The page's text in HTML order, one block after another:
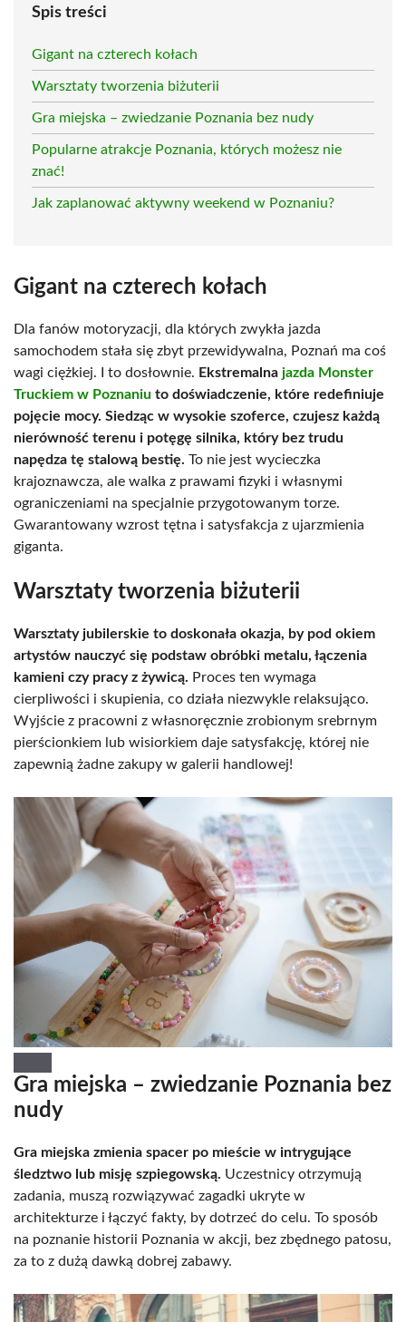
Spis treści
Gigant na czterech kołach
Warsztaty tworzenia biżuterii
Gra miejska – zwiedzanie Poznania bez nudy
Popularne atrakcje Poznania, których możesz nie
znać!
Jak zaplanować aktywny weekend w Poznaniu?
Gigant na czterech kołach
Dla fanów motoryzacji, dla których zwykła jazda
samochodem stała się zbyt przewidywalna, Poznań ma coś
wagi ciężkiej. I to dosłownie. Ekstremalna jazda Monster
Truckiem w Poznaniu to doświadczenie, które redefiniuje
pojęcie mocy. Siedząc w wysokie szoferce, czujesz każdą
nierówność terenu i potęgę silnika, który bez trudu
napędza tę stalową bestię. To nie jest wycieczka
krajoznawcza, ale walka z prawami fizyki i własnymi
ograniczeniami na specjalnie przygotowanym torze.
Gwarantowany wzrost tętna i satysfakcja z ujarzmienia
giganta.
Warsztaty tworzenia biżuterii
Warsztaty jubilerskie to doskonała okazja, by pod okiem
artystów nauczyć się podstaw obróbki metalu, łączenia
kamieni czy pracy z żywicą. Proces ten wymaga
cierpliwości i skupienia, co działa niezwykle relaksująco.
Wyjście z pracowni z własnoręcznie zrobionym srebrnym
pierścionkiem lub wisiorkiem daje satysfakcję, której nie
zapewnią żadne zakupy w galerii handlowej!
Gra miejska – zwiedzanie Poznania bez
nudy
Gra miejska zmienia spacer po mieście w intrygujące
śledztwo lub misję szpiegowską. Uczestnicy otrzymują
zadania, muszą rozwiązywać zagadki ukryte w
architekturze i łączyć fakty, by dotrzeć do celu. To sposób
na poznanie historii Poznania w akcji, bez zbędnego patosu,
za to z dużą dawką dobrej zabawy.